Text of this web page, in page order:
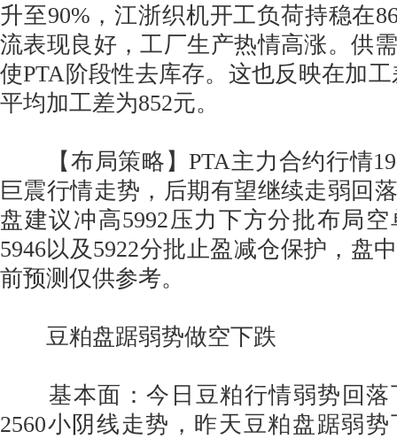
升至90%，江浙织机开工负荷持稳在
流表现良好，工厂生产热情高涨。供
使PTA阶段性去库存。这也反映在加
平均加工差为852元。
【布局策略】PTA主力合约行情
巨震行情走势，后期有望继续走弱回
盘建议冲高5992压力下方分批布局
5946以及5922分批止盈减仓保护，盘
前预测仅供参考。
豆粕盘踞弱势做空下跌
基本面：今日豆粕行情弱势回落
2560小阴线走势，昨天豆粕盘踞弱